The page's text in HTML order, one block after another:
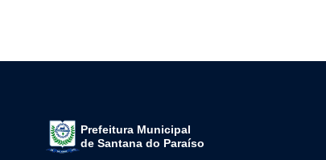
Prefeitura Municipal
de Santana do Paraíso